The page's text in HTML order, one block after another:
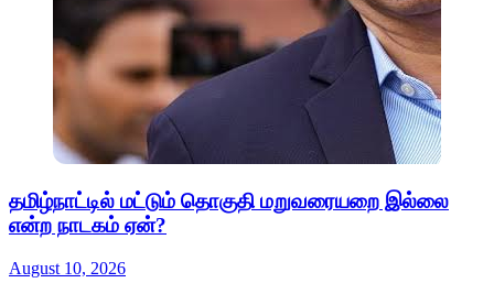
தமிழ்நாட்டில் மட்டும் தொகுதி மறுவரையறை இல்லை
என்ற நாடகம் ஏன்?
August 10, 2026